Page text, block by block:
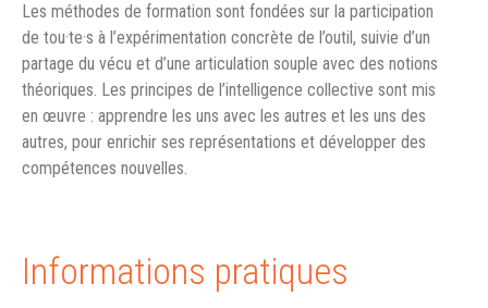
Les méthodes de formation sont fondées sur la participation
de tou·te·s à l’expérimentation concrète de l’outil, suivie d’un
partage du vécu et d’une articulation souple avec des notions
théoriques. Les principes de l’intelligence collective sont mis
en œuvre : apprendre les uns avec les autres et les uns des
autres, pour enrichir ses représentations et développer des
compétences nouvelles.
Informations pratiques